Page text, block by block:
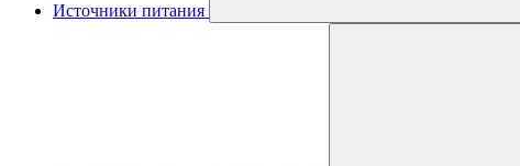
Источники питания